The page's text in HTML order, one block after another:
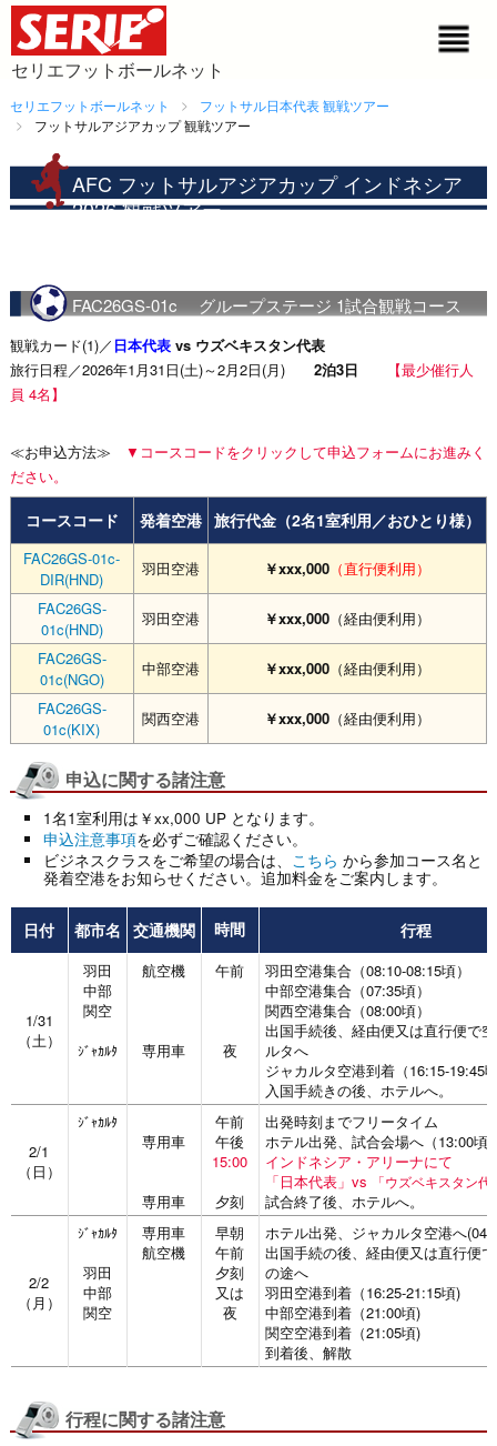
セリエフットボールネット
セリエフットボールネット
フットサル日本代表 観戦ツアー
フットサルアジアカップ 観戦ツアー
AFC フットサルアジアカップ インドネシア
2026 観戦ツアー
FAC26GS-01c グループステージ 1試合観戦コース
観戦カード(1)／ 日本代表vs ウズベキスタン代表
旅行日程／2026年1月31日(土)～2月2日(月) 2泊3日
【最少催行人
員 4名】
≪お申込方法≫
▼コースコードをクリックして申込フォームにお進みく
ださい。
コースコード 発着空港 旅行代金（2名1室利用／おひとり様）
FAC26GS-01c-
DIR(HND)
羽田空港 ￥xxx,000（直行便利用）
FAC26GS-
01c(HND)
羽田空港 ￥xxx,000（経由便利用）
FAC26GS-
01c(NGO)
中部空港 ￥xxx,000（経由便利用）
FAC26GS-
01c(KIX)
関西空港 ￥xxx,000（経由便利用）
申込に関する諸注意
1名1室利用は￥xx,000 UP となります。
申込注意事項を必ずご確認ください。
ビジネスクラスをご希望の場合は、
こちら から参加コース名と
発着空港をお知らせください。追加料金をご案内します。
日付 都市名 交通機関 時間 行程
1/31
（土）
羽田
中部
関空
ｼﾞｬｶﾙﾀ
航空機
専用車
午前
夜
羽田空港集合（08:10-08:15頃）
中部空港集合（07:35頃）
関西空港集合（08:00頃）
出国手続後、経由便又は直行便で
ルタへ
ジャカルタ空港到着（16:15-19:45
入国手続きの後、ホテルへ。
2/1
（日）
ｼﾞｬｶﾙﾀ
専用車
専用車
午前
午後
15:00
夕刻
出発時刻までフリータイム
ホテル出発、試合会場へ（13:00頃
インドネシア・アリーナにて
「日本代表」vs
「ウズベキスタン代
試合終了後、ホテルへ。
2/2
（月）
ｼﾞｬｶﾙﾀ
羽田
中部
関空
専用車
航空機
早朝
午前
夕刻
又は
夜
ホテル出発、ジャカルタ空港へ
出国手続の後、経由便又は直行便
の途へ
羽田空港到着（16:25-21:15頃)
中部空港到着（21:00頃)
関空空港到着（21:05頃)
到着後、解散
行程に関する諸注意